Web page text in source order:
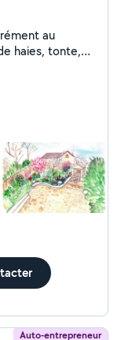
au
haies, tonte,
Auto-entrepreneur